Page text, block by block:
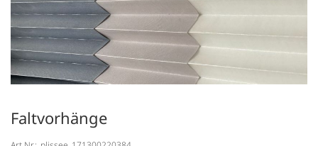
Faltvorhänge